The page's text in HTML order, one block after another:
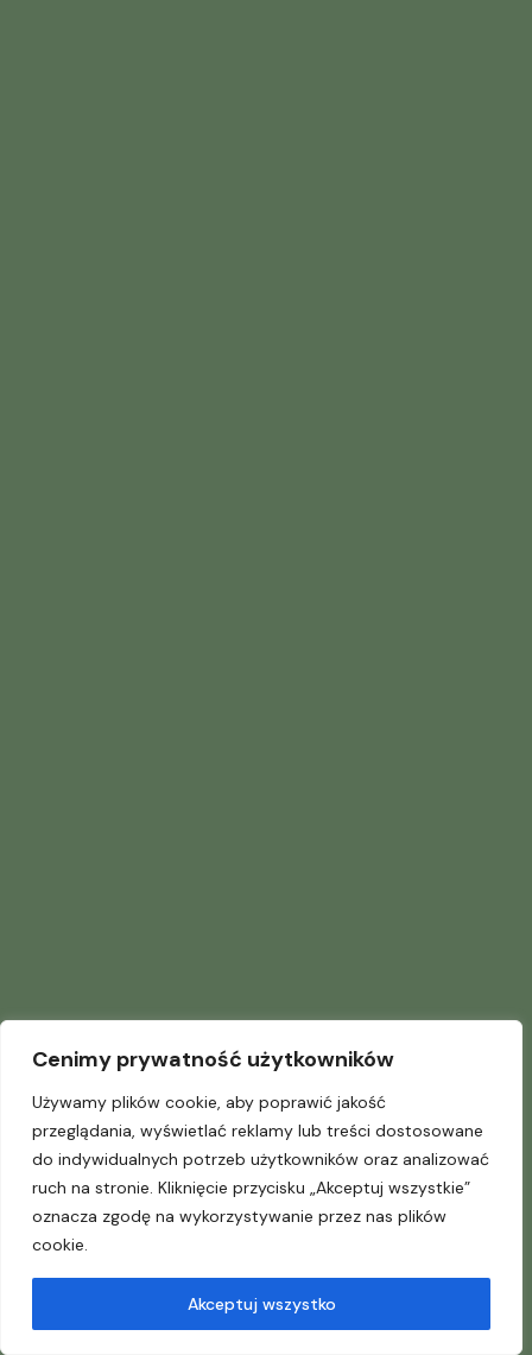
Cenimy prywatność użytkowników
Używamy plików cookie, aby poprawić jakość
przeglądania, wyświetlać reklamy lub treści dostosowane
do indywidualnych potrzeb użytkowników oraz analizować
ruch na stronie. Kliknięcie przycisku „Akceptuj wszystkie”
oznacza zgodę na wykorzystywanie przez nas plików
cookie.
Akceptuj wszystko